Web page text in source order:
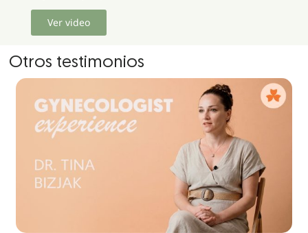
Ver video
Otros testimonios